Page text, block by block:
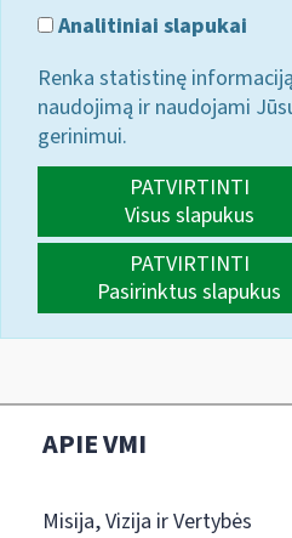
Analitiniai slapukai
Renka statistinę
naudojimą ir naudojami
gerinimui.
PATVIRTINTI
Visus slapukus
PATVIRTINTI
Pasirinktus slapukus
APIE VMI
Misija, Vizija ir Vertybės